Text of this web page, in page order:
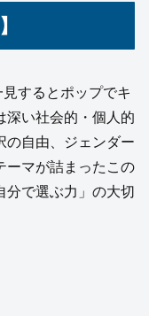
するとポップでキ
深い社会的・個人的
の自由、ジェンダー
ーマが詰まったこの
分で選ぶ力」の大切